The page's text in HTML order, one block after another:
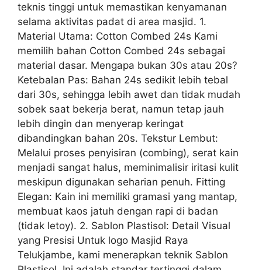
teknis tinggi untuk memastikan kenyamanan
selama aktivitas padat di area masjid. 1.
Material Utama: Cotton Combed 24s Kami
memilih bahan Cotton Combed 24s sebagai
material dasar. Mengapa bukan 30s atau 20s?
Ketebalan Pas: Bahan 24s sedikit lebih tebal
dari 30s, sehingga lebih awet dan tidak mudah
sobek saat bekerja berat, namun tetap jauh
lebih dingin dan menyerap keringat
dibandingkan bahan 20s. Tekstur Lembut:
Melalui proses penyisiran (combing), serat kain
menjadi sangat halus, meminimalisir iritasi kulit
meskipun digunakan seharian penuh. Fitting
Elegan: Kain ini memiliki gramasi yang mantap,
membuat kaos jatuh dengan rapi di badan
(tidak letoy). 2. Sablon Plastisol: Detail Visual
yang Presisi Untuk logo Masjid Raya
Telukjambe, kami menerapkan teknik Sablon